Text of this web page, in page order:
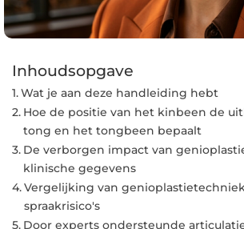
Inhoudsopgave
Wat je aan deze handleiding hebt
Hoe de positie van het kinbeen de
tong en het tongbeen bepaalt
De verborgen impact van
klinische gegevens
Vergelijking van
spraakrisico's
Door experts ondersteunde